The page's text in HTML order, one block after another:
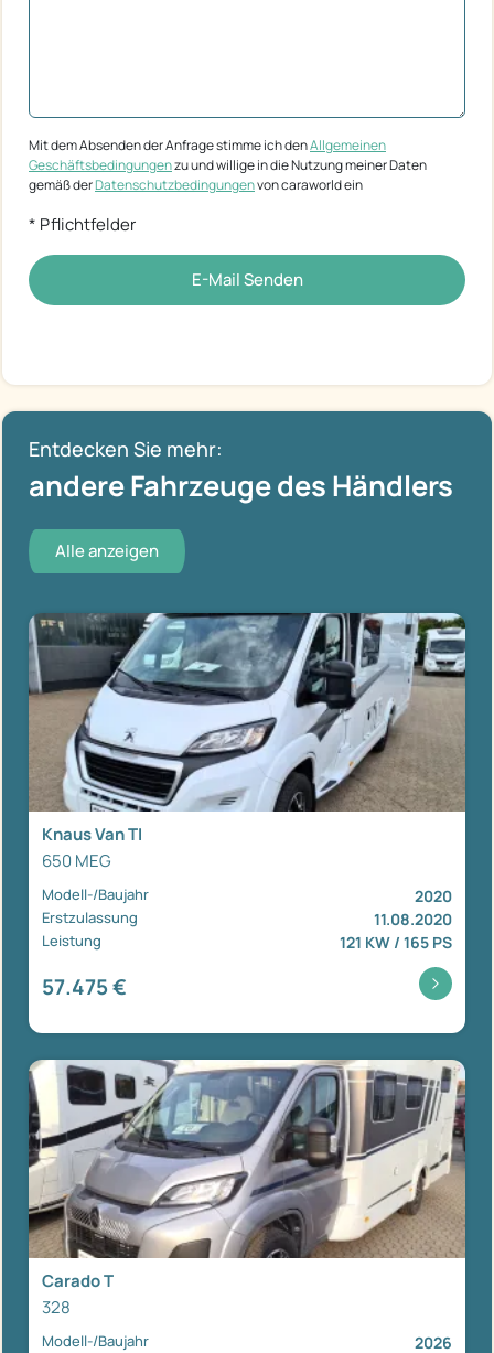
Mit dem Absenden der Anfrage stimme ich denAllgemeinen
Geschäftsbedingungenzu und willige in die Nutzung meiner Daten
gemäß derDatenschutzbedingungenvon caraworld ein
* Pflichtfelder
E-Mail Senden
Entdecken Sie mehr:
andere Fahrzeuge des Händlers
Alle anzeigen
Knaus Van TI
650 MEG
Modell-/Baujahr 2020
Erstzulassung 11.08.2020
Leistung 121 KW / 165 PS
57.475 €
Carado T
328
Modell-/Baujahr 2026